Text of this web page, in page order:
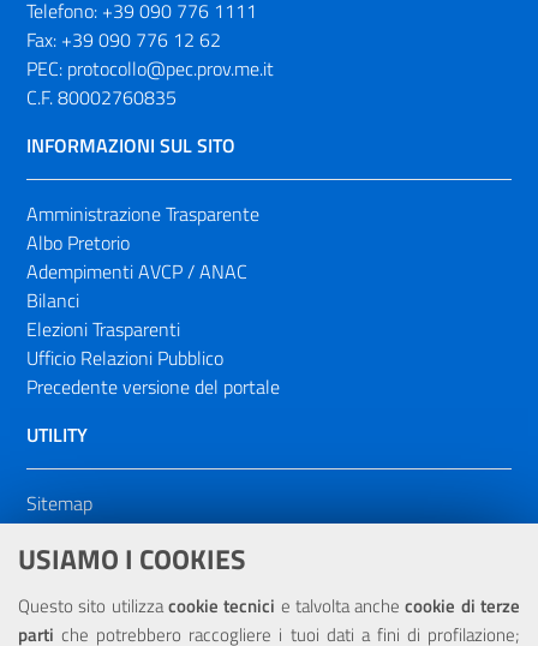
USIAMO I COOKIES
Questo sito utilizzacookie tecnici e talvolta anchecookie di terze
parti che potrebbero raccogliere i tuoi dati a fini di profilazione;
Telefono: +39 090 776 1111
Fax: +39 090 776 12 62
PEC: protocollo@pec.prov.me.it
C.F. 80002760835
INFORMAZIONI SUL SITO
Amministrazione Trasparente
Albo Pretorio
Adempimenti AVCP / ANAC
Bilanci
Elezioni Trasparenti
Ufficio Relazioni Pubblico
Precedente versione del portale
UTILITY
Sitemap
Dichiarazione di accessibilità
NOTE LEGALI